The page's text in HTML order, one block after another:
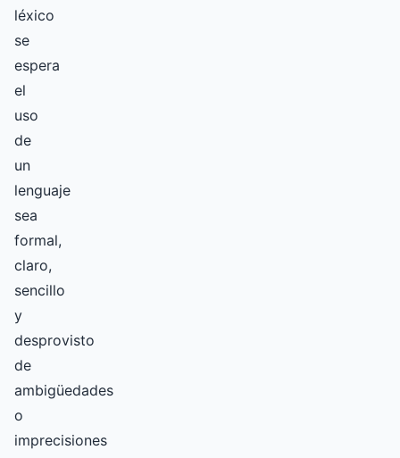
léxico
se
espera
el
uso
de
un
lenguaje
sea
formal,
claro,
sencillo
y
desprovisto
de
ambigüedades
o
imprecisiones